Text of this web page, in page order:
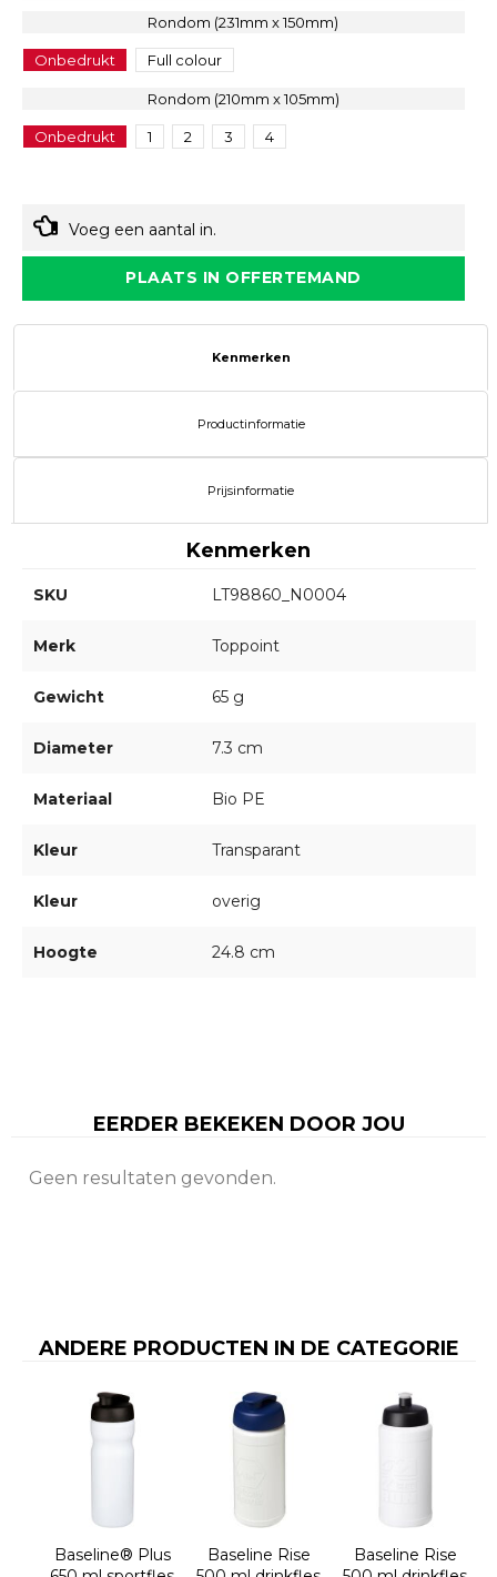
Rondom (231mm x 150mm)
Onbedrukt Full colour
Rondom (210mm x 105mm)
Onbedrukt 1 2 3 4
Voeg een aantal in.
PLAATS IN OFFERTEMAND
Kenmerken
Productinformatie
Prijsinformatie
Kenmerken
SKU LT98860_N0004
Merk Toppoint
Gewicht 65 g
Diameter 7.3 cm
Materiaal Bio PE
Kleur Transparant
Kleur overig
Hoogte 24.8 cm
EERDER BEKEKEN DOOR JOU
Geen resultaten gevonden.
ANDERE PRODUCTEN IN DE CATEGORIE
Baseline® Plus
Baseline Rise
Baseline Rise